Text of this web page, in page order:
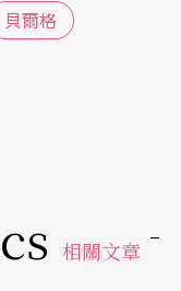
派」（Vienna
Klimt，18
家何維（Julie
龍」（Salon de
貝爾格
相關文章